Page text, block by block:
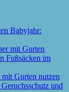
Babyjahr:
Gurten nutzen